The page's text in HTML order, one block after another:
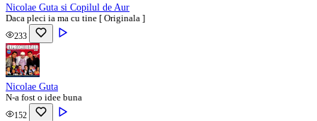
Nicolae Guta si Copilul de Aur
Daca pleci ia ma cu tine [ Originala ]
233
Nicolae Guta
N-a fost o idee buna
152